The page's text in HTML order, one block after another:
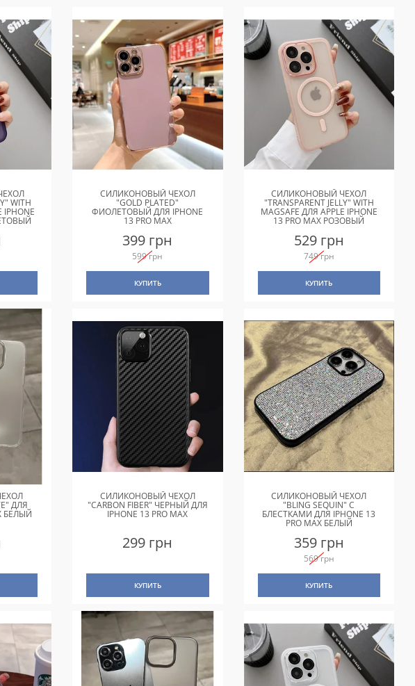
WITH
IPHONE
СИЛИКОНОВЫЙ ЧЕХОЛ
"GOLD PLATED"
ФИОЛЕТОВЫЙ ДЛЯ IPHONE
13 PRO MAX
399 грн
599 грн
КУПИТЬ
СИЛИКОНОВЫЙ ЧЕХОЛ
"TRANSPARENT JELLY" WITH
MAGSAFE ДЛЯ APPLE IPHONE
13 PRO MAX РОЗОВЫЙ
529 грн
749 грн
КУПИТЬ
ДЛЯ
БЕЛЫЙ
СИЛИКОНОВЫЙ ЧЕХОЛ
"CARBON FIBER" ЧЕРНЫЙ ДЛЯ
IPHONE 13 PRO MAX
299 грн
КУПИТЬ
СИЛИКОНОВЫЙ ЧЕХОЛ
"BLING SEQUIN" С
БЛЕСТКАМИ ДЛЯ IPHONE 13
PRO MAX БЕЛЫЙ
359 грн
569 грн
КУПИТЬ